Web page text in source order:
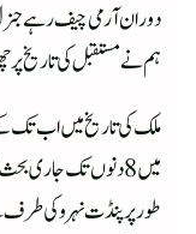
دوران آرمی چیف رہے جنرل
ہم نے مستقبل کی تاریخ پر
ملک کی تاریخ میں اب تک
طور پر پنڈت نہرو کی طرف